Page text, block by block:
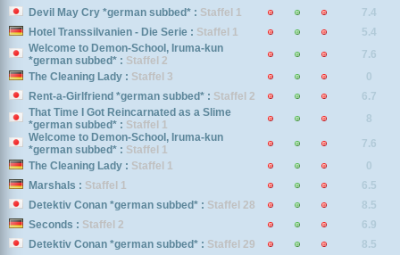
Devil May Cry *german subbed* : Staffel 1
7.4
Hotel Transsilvanien - Die Serie : Staffel 1
5.4
Welcome to Demon-School, Iruma-kun
*german subbed* : Staffel 2
7.6
The Cleaning Lady : Staffel 3
0
Rent-a-Girlfriend *german subbed* : Staffel 2
6.7
That Time I Got Reincarnated as a Slime
*german subbed* : Staffel 1
8
Welcome to Demon-School, Iruma-kun
*german subbed* : Staffel 1
7.6
The Cleaning Lady : Staffel 1
0
Marshals : Staffel 1
6.5
Detektiv Conan *german subbed* : Staffel 28
8.5
Seconds : Staffel 2
6.9
Detektiv Conan *german subbed* : Staffel 29
8.5